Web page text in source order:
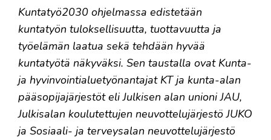
Kuntatyö2030 ohjelmassa edistetään
kuntatyön tuloksellisuutta, tuottavuutta ja
työelämän laatua sekä tehdään hyvää
kuntatyötä näkyväksi. Sen taustalla ovat Kunta-
ja hyvinvointialuetyönantajat KT ja kunta-alan
pääsopijajärjestöt eli Julkisen alan unioni JAU,
Julkisalan koulutettujen neuvottelujärjestö JUKO
ja Sosiaali- ja terveysalan neuvottelujärjestö